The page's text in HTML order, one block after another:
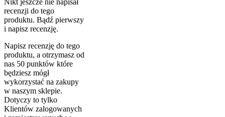
recenzji do tego
produktu. Bądź pierwszy
i napisz recenzję.
Napisz recenzję do tego
produktu, a otrzymasz od
nas 50 punktów które
będziesz mógł
wykorzystać na zakupy
w naszym sklepie.
Dotyczy to tylko
Klientów zalogowanych